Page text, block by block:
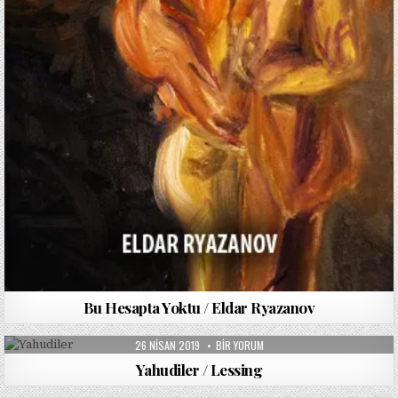
Bu Hesapta Yoktu / Eldar Ryazanov
PUBLISHED
DATE:
26 NISAN 2019 YAHUDILER
/
LESSING
IÇIN
BIR YORUM
Yahudiler / Lessing